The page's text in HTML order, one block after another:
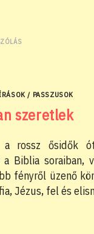
/ PASSZUSOK
szeretlek
rossz ősidők
a Biblia soraiban,
fényről üzenő
Jézus, fel és